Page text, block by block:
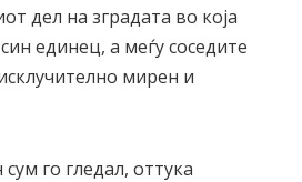
дел на зградата во која
единец, а меѓу соседите
мирен и
го гледал, оттука